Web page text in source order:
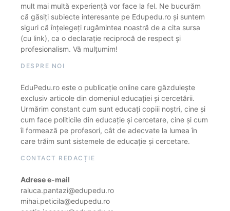
mult mai multă experiență vor face la fel. Ne bucurăm
că găsiți subiecte interesante pe Edupedu.ro și suntem
siguri că înțelegeți rugămintea noastră de a cita sursa
(cu link), ca o declarație reciprocă de respect și
profesionalism. Vă mulțumim!
DESPRE NOI
EduPedu.ro este o publicație online care găzduiește
exclusiv articole din domeniul educației și cercetării.
Urmărim constant cum sunt educați copiii noștri, cine și
cum face politicile din educație și cercetare, cine și cum
îi formează pe profesori, cât de adecvate la lumea în
care trăim sunt sistemele de educație și cercetare.
CONTACT REDACȚIE
Adrese e-mail
raluca.pantazi@edupedu.ro
mihai.peticila@edupedu.ro